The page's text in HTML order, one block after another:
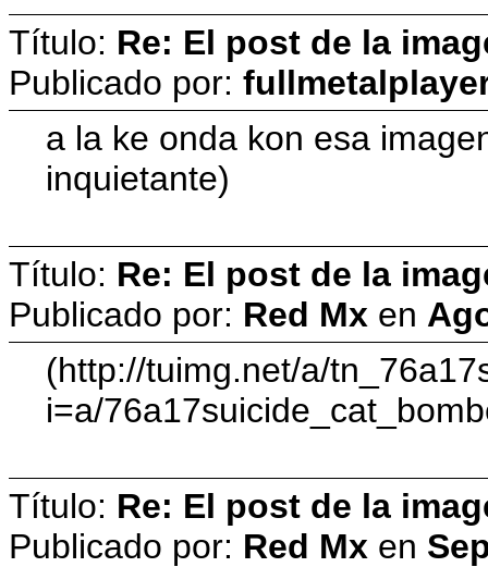
Título: Re: El post de la
Publicado por:
a la ke onda kon esa
inquietante)
Título: Re: El post de la
Publicado por: Red Mx en
(http://tuimg.net/a/
i=a/
Título: Re: El post de la
Publicado por: Red Mx en